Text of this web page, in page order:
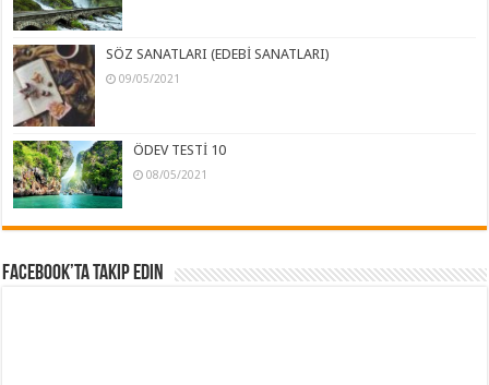
SÖZ SANATLARI (EDEBİ SANATLARI)
09/05/2021
ÖDEV TESTİ 10
08/05/2021
Facebook’ta Takip Edin